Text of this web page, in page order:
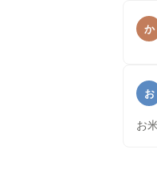
か
お